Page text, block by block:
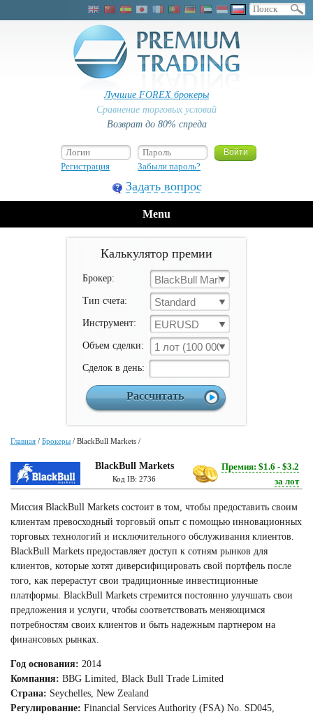
Лучшие FOREX брокеры
Сравнение торговых условий
Возврат до 80% спреда
Регистрация Забыли пароль?
Задать вопрос
Menu
Калькулятор премии
Брокер: BlackBull Markets
Тип счета: Standard
Инструмент: EURUSD
Объем сделки: 1 лот (100 000 ед)
Cделок в день:
Главная / Брокеры / BlackBull Markets /
BlackBull Markets
Код IB: 2736
Премия: $1.6 - $3.2
за лот
Миссия BlackBull Markets состоит в том, чтобы предоставить своим
клиентам превосходный торговый опыт с помощью инновационных
торговых технологий и исключительного обслуживания клиентов.
BlackBull Markets предоставляет доступ к сотням рынков для
клиентов, которые хотят диверсифицировать свой портфель после
того, как перерастут свои традиционные инвестиционные
платформы. BlackBull Markets стремится постоянно улучшать свои
предложения и услуги, чтобы соответствовать меняющимся
потребностям своих клиентов и быть надежным партнером на
финансовых рынках.
Год основания: 2014
Компания: BBG Limited, Black Bull Trade Limited
Страна: Seychelles, New Zealand
Регулирование: Financial Services Authority (FSA) No. SD045,